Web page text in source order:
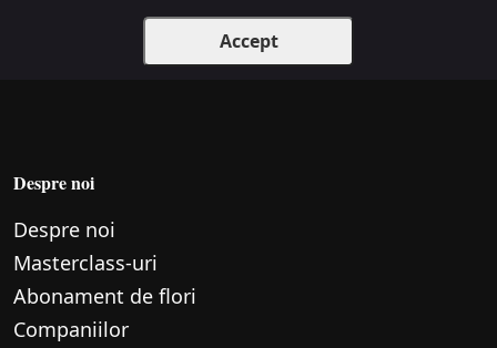
Accept
Despre noi
Despre noi
Маsterclass-uri
Abonament de flori
Companiilor